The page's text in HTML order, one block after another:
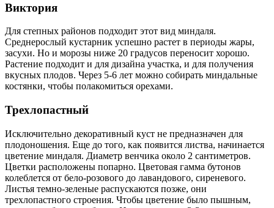
Виктория
Для степных районов подходит этот вид миндаля.
Среднерослый кустарник успешно растет в периоды жары,
засухи. Но и морозы ниже 20 градусов переносит хорошо.
Растение подходит и для дизайна участка, и для получения
вкусных плодов. Через 5-6 лет можно собирать миндальные
костянки, чтобы полакомиться орехами.
Трехлопастный
Исключительно декоративный куст не предназначен для
плодоношения. Еще до того, как появится листва, начинается
цветение миндаля. Диаметр венчика около 2 сантиметров.
Цветки расположены попарно. Цветовая гамма бутонов
колеблется от бело-розового до лавандового, сиреневого.
Листья темно-зеленые распускаются позже, они
трехлопастного строения. Чтобы цветение было пышным,